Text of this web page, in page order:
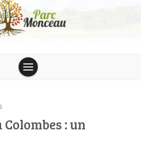
: un